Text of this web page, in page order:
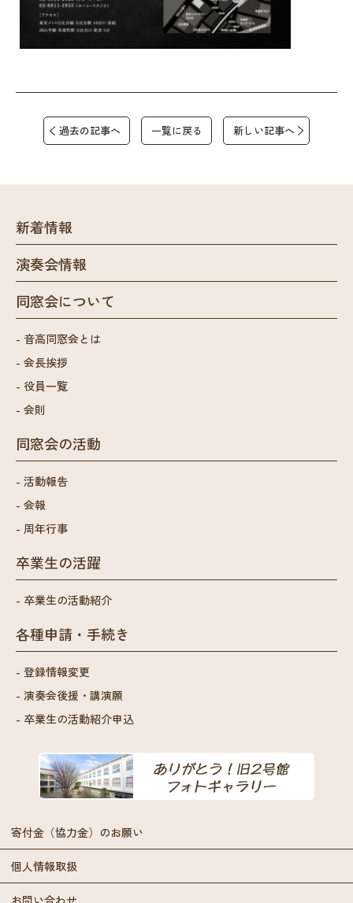
過去の記事へ 一覧に戻る 新しい記事へ
新着情報
演奏会情報
同窓会について
音高同窓会とは
会長挨拶
役員一覧
会則
同窓会の活動
活動報告
会報
周年行事
卒業生の活躍
卒業生の活動紹介
各種申請・手続き
登録情報変更
演奏会後援・講演願
卒業生の活動紹介申込
寄付金（協力金）のお願い
個人情報取扱
お問い合わせ